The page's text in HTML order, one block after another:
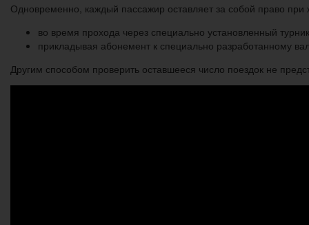
Одновременно, каждый пассажир оставляет за собой право при
во время прохода через специально установленный
прикладывая абонемент к специально разработанному
Другим способом проверить оставшееся число поездок не